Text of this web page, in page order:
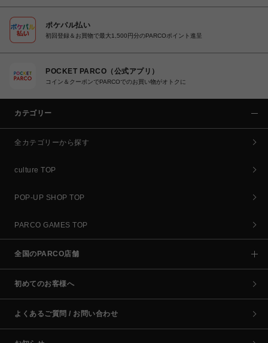
ポケパル払い
初回登録＆お買物で最大1,500円分のPARCOポイント進呈
POCKET PARCO（公式アプリ）
コイン＆クーポンでPARCOでのお買い物がオトクに
カテゴリー
全カテゴリーから探す
culture TOP
POP-UP SHOP TOP
PARCO GAMES TOP
全国のPARCO店舗
初めてのお客様へ
よくあるご質問 / お問い合わせ